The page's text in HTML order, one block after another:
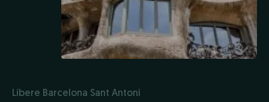
Líbere Barcelona Sant Antoni